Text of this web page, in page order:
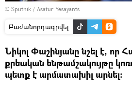
© Sputnik / Asatur Yesayants
Բաժանորդագրվել
Նիկոլ Փաշինյանը նշել է, որ
քրեական ենթամշակույթը
պետք է արմատախիլ արնել։